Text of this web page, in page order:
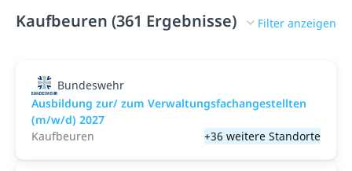
Kaufbeuren (361 Ergebnisse) Filter anzeigen
Bundeswehr
Ausbildung zur/ zum Verwaltungsfachangestellten
(m/w/d) 2027
Kaufbeuren
+36 weitere Standorte